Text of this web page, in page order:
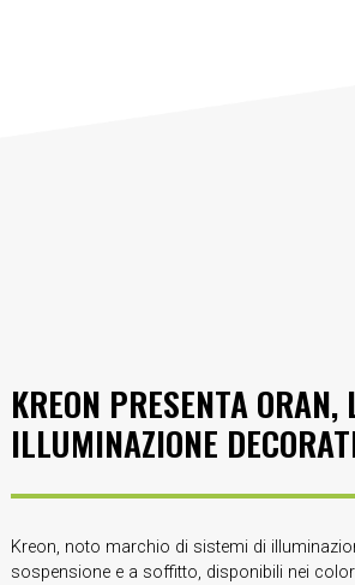
KREON PRESENTA
ILLUMINAZIONE
Kreon, noto marchio di sistemi di
sospensione e a soffitto, disponibili nei